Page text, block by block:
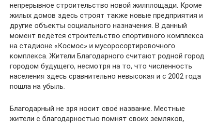
непрерывное строительство новой жилплощади. Кроме
жилых домов здесь строят также новые предприятия и
другие объекты социального назначения. В данный
момент ведётся строительство спортивного комплекса
на стадионе «Космос» и мусоросортировочного
комплекса. Жители Благодарного считают родной город
городом будущего, несмотря на то, что численность
населения здесь сравнительно невысокая и с 2002 года
пошла на убыль.
Благодарный не зря носит своё название. Местные
жители с благодарностью помнят своих земляков,